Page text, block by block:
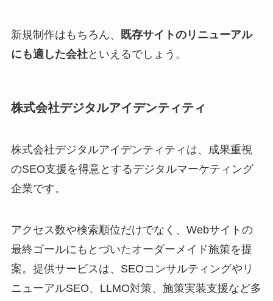
新規制作はもちろん、
既存サイトのリニューアル
にも適した会社といえるでしょう。
株式会社デジタルアイデンティティ
株式会社デジタルアイデンティティは、成果重視
のSEO支援を得意とするデジタルマーケティング
企業です。
アクセス数や検索順位だけでなく、Webサイトの
最終ゴールにもとづいたオーダーメイド施策を提
案。提供サービスは、SEOコンサルティングやリ
ニューアルSEO、LLMO対策、施策実装支援など多